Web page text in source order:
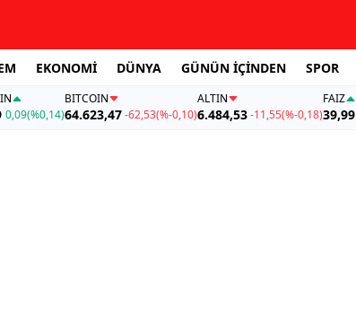
EKONOMİ DÜNYA GÜNÜN İÇİNDEN SPOR
0,09(%0,14)
BITCOIN
64.623,47-62,53(%-0,10)
ALTIN
6.484,53-11,55(%-0,18)
FAİZ
39,99